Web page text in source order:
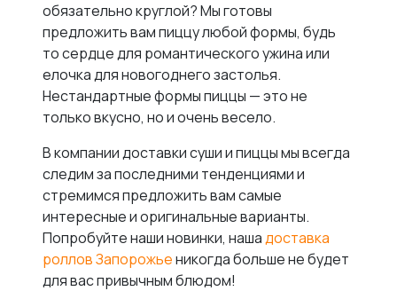
обязательно круглой? Мы готовы
предложить вам пиццу любой формы, будь
то сердце для романтического ужина или
елочка для новогоднего застолья.
Нестандартные формы пиццы — это не
только вкусно, но и очень весело.
В компании доставки суши и пиццы мы всегда
следим за последними тенденциями и
стремимся предложить вам самые
интересные и оригинальные варианты.
Попробуйте наши новинки, нашадоставка
роллов Запорожьеникогда больше не будет
для вас привычным блюдом!